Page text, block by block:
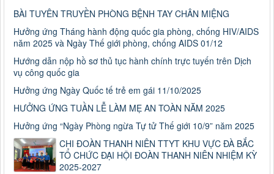
BÀI TUYÊN TRUYỀN PHÒNG BỆNH TAY CHÂN MIỆNG
Hưởng ứng Tháng hành động quốc gia phòng, chống HIV/AIDS
năm 2025 và Ngày Thế giới phòng, chống AIDS 01/12
Hướng dẫn nộp hồ sơ thủ tục hành chính trực tuyến trên Dịch
vụ công quốc gia
Hưởng ứng Ngày Quốc tế trẻ em gái 11/10/2025
HƯỞNG ỨNG TUẦN LỄ LÀM MẸ AN TOÀN NĂM 2025
Hưởng ứng “Ngày Phòng ngừa Tự tử Thế giới 10/9” năm 2025
CHI ĐOÀN THANH NIÊN TTYT KHU VỰC ĐÀ BẮC
TỔ CHỨC ĐẠI HỘI ĐOÀN THANH NIÊN NHIỆM KỲ
2025-2027